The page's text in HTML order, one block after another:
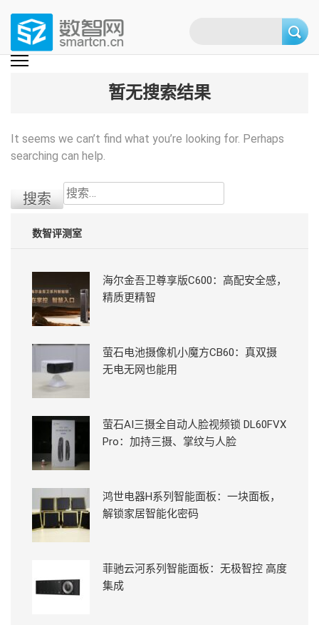
content
(Press
数智网
智能家居第一资讯门户 | 智能家居系统，智能家居产品，智能家居解决方
暂无搜索结果
It seems we can’t find what you’re looking for. Perhaps
searching can help.
搜
索：
数智评测室
海尔金吾卫尊享版C600：高配安全感，
精质更精智
萤石电池摄像机小魔方CB60：真双摄
无电无网也能用
萤石AI三摄全自动人脸视频锁 DL60FVX
Pro：加持三摄、掌纹与人脸
鸿世电器H系列智能面板：一块面板，
解锁家居智能化密码
菲驰云河系列智能面板：无极智控 高度
集成